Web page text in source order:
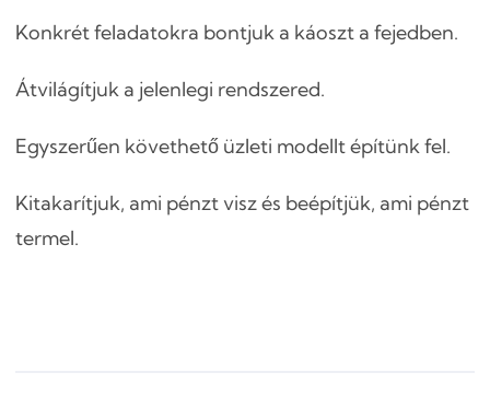
Konkrét feladatokra bontjuk a káoszt a fejedben.
Átvilágítjuk a jelenlegi rendszered.
Egyszerűen követhető üzleti modellt építünk fel.
Kitakarítjuk, ami pénzt visz és beépítjük, ami pénzt
termel.